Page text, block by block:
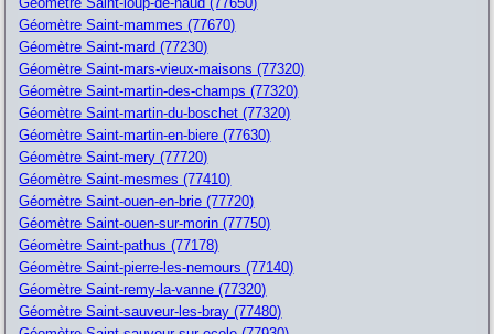
Géomètre Saint-mammes (77670)
Géomètre Saint-mard (77230)
Géomètre Saint-mars-vieux-maisons (77320)
Géomètre Saint-martin-des-champs (77320)
Géomètre Saint-martin-du-boschet (77320)
Géomètre Saint-martin-en-biere (77630)
Géomètre Saint-mery (77720)
Géomètre Saint-mesmes (77410)
Géomètre Saint-ouen-en-brie (77720)
Géomètre Saint-ouen-sur-morin (77750)
Géomètre Saint-pathus (77178)
Géomètre Saint-pierre-les-nemours (77140)
Géomètre Saint-remy-la-vanne (77320)
Géomètre Saint-sauveur-les-bray (77480)